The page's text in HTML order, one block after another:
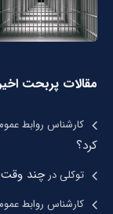
مقالات پربحت
کارشناس روابط
کرد؟
توکلیدرچند وقت
کارشناس روابط